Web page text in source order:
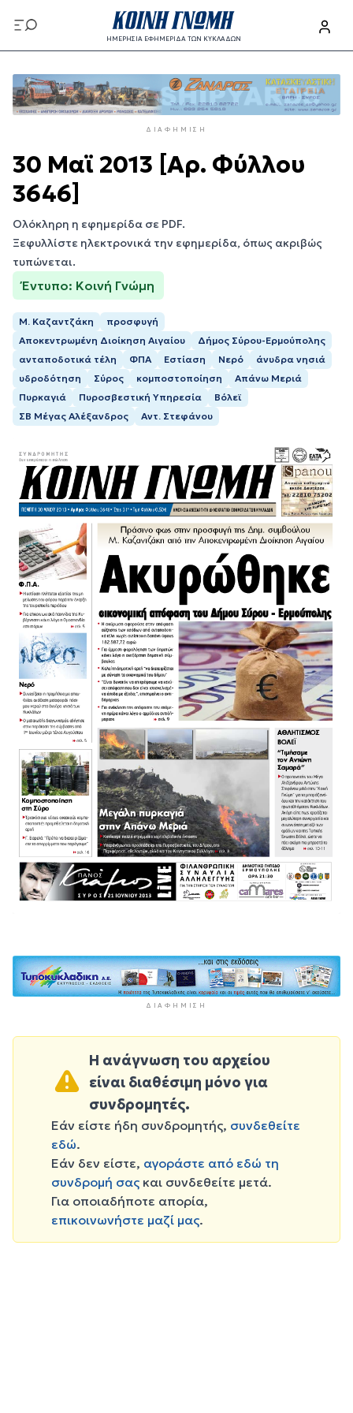
προς
το
περιεχόμενο
ΗΜΕΡΗΣΙΑ ΕΦΗΜΕΡΙΔΑ ΤΩΝ ΚΥΚΛΑΔΩΝ
προς
το
κυρίως
ΔΙΑΦΉΜΙΣΗ
30 Μαϊ 2013 [Αρ. Φύλλου
3646]
Ολόκληρη η εφημερίδα σε PDF.
Ξεφυλλίστε ηλεκτρονικά την εφημερίδα, όπως ακριβώς
τυπώνεται.
Έντυπο: Κοινή Γνώμη
Μ. Καζαντζάκη
προσφυγή
Αποκεντρωμένη Διοίκηση Αιγαίου
Δήμος Σύρου-Ερμούπολης
ανταποδοτικά τέλη
ΦΠΑ Εστίαση Νερό
άνυδρα νησιά
υδροδότηση
Σύρος κομποστοποίηση
Απάνω Μεριά
Πυρκαγιά
Πυροσβεστική Υπηρεσία
Βόλεϊ
ΣΒ Μέγας Αλέξανδρος
Αντ. Στεφάνου
ΔΙΑΦΉΜΙΣΗ
Η ανάγνωση του αρχείου
είναι διαθέσιμη μόνο για
συνδρομητές.
Εάν είστε ήδη συνδρομητής, συνδεθείτε
εδώ.
Εάν δεν είστε, αγοράστε από εδώ τη
συνδρομή σας και συνδεθείτε μετά.
Για οποιαδήποτε απορία,
επικοινωνήστε μαζί μας.